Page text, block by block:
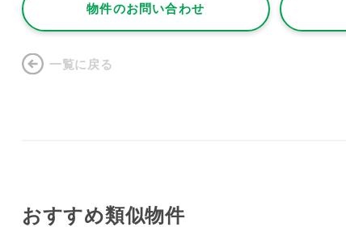
物件のお問い合わせ
一覧に戻る
おすすめ類似物件